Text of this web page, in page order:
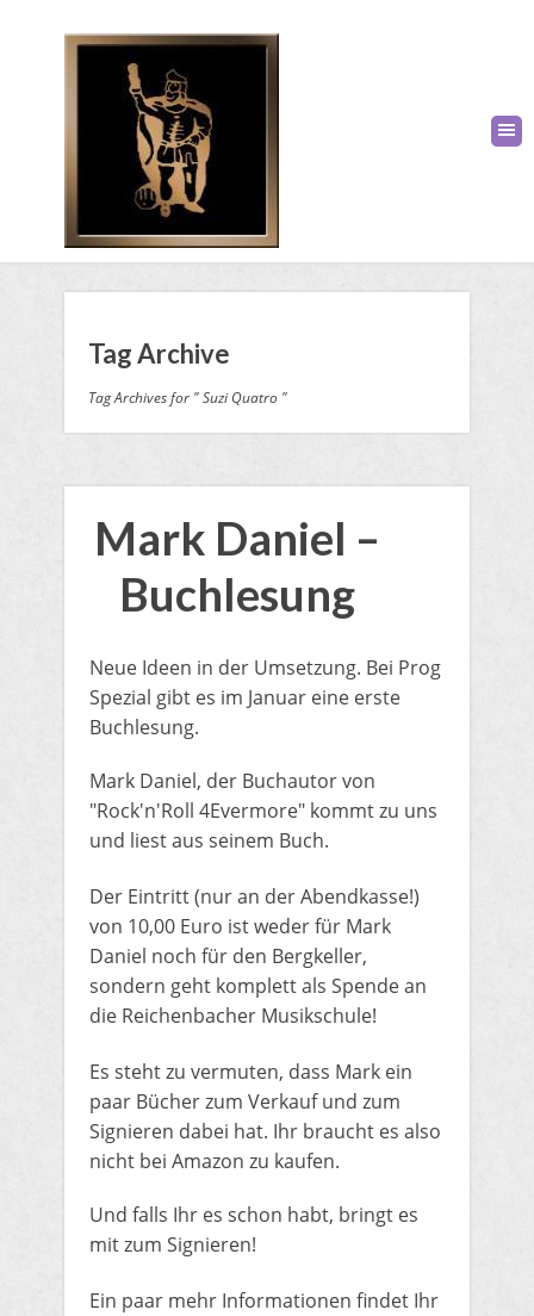
Tag Archive
Tag Archives for " Suzi Quatro "
Mark Daniel –
Buchlesung
Neue Ideen in der Umsetzung. Bei Prog
Spezial gibt es im Januar eine erste
Buchlesung.
Mark Daniel, der Buchautor von
"Rock'n'Roll 4Evermore" kommt zu uns
und liest aus seinem Buch.
​Der Eintritt (nur an der Abendkasse!)
von 10,00 Euro ist weder für Mark
Daniel noch für den Bergkeller,
sondern geht komplett als Spende an
die Reichenbacher Musikschule!
​Es steht zu vermuten, dass Mark ein
paar Bücher zum Verkauf und zum
Signieren dabei hat. Ihr braucht es also
nicht bei Amazon zu kaufen.
Und falls Ihr es schon habt, bringt es
mit zum Signieren!
​Ein paar mehr Informationen findet Ihr